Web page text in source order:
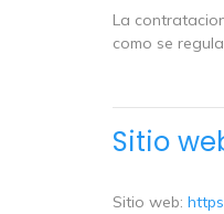
La
como se
Sitio
Sitio web: